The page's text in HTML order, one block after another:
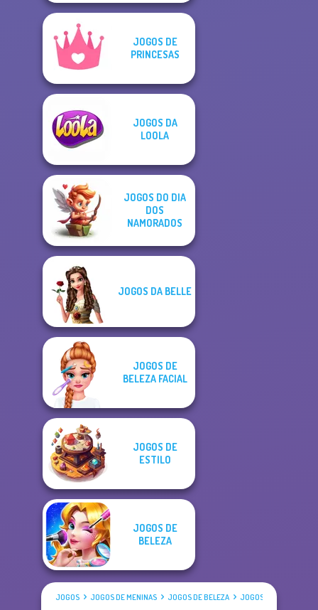
JOGOS DE
PRINCESAS
JOGOS DA
LOOLA
JOGOS DO DIA
DOS
NAMORADOS
JOGOS DA BELLE
JOGOS DE
BELEZA FACIAL
JOGOS DE
ESTILO
JOGOS DE
BELEZA
JOGOS JOGOS DE MENINAS JOGOS DE BELEZA JOGOS DE VESTIR